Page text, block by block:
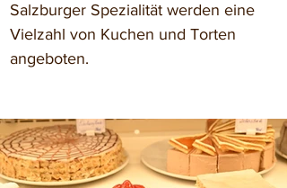
Salzburger Spezialität werden eine
Vielzahl von Kuchen und Torten
angeboten.